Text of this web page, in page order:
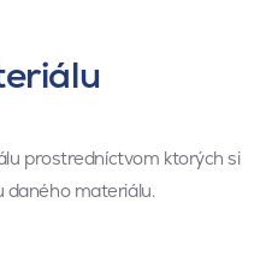
prostredníctvom ktorých si
daného materiálu.